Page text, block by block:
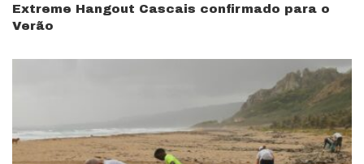
Extreme Hangout Cascais confirmado para o
Verão